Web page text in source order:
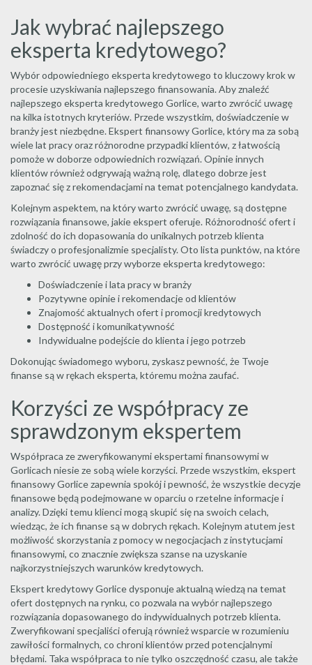
Jak wybrać najlepszego
eksperta kredytowego?
Wybór odpowiedniego eksperta kredytowego to kluczowy krok w
procesie uzyskiwania najlepszego finansowania. Aby znaleźć
najlepszego eksperta kredytowego Gorlice, warto zwrócić uwagę
na kilka istotnych kryteriów. Przede wszystkim, doświadczenie w
branży jest niezbędne. Ekspert finansowy Gorlice, który ma za sobą
wiele lat pracy oraz różnorodne przypadki klientów, z łatwością
pomoże w doborze odpowiednich rozwiązań. Opinie innych
klientów również odgrywają ważną rolę, dlatego dobrze jest
zapoznać się z rekomendacjami na temat potencjalnego kandydata.
Kolejnym aspektem, na który warto zwrócić uwagę, są dostępne
rozwiązania finansowe, jakie ekspert oferuje. Różnorodność ofert i
zdolność do ich dopasowania do unikalnych potrzeb klienta
świadczy o profesjonalizmie specjalisty. Oto lista punktów, na które
warto zwrócić uwagę przy wyborze eksperta kredytowego:
Doświadczenie i lata pracy w branży
Pozytywne opinie i rekomendacje od klientów
Znajomość aktualnych ofert i promocji kredytowych
Dostępność i komunikatywność
Indywidualne podejście do klienta i jego potrzeb
Dokonując świadomego wyboru, zyskasz pewność, że Twoje
finanse są w rękach eksperta, któremu można zaufać.
Korzyści ze współpracy ze
sprawdzonym ekspertem
Współpraca ze zweryfikowanymi ekspertami finansowymi w
Gorlicach niesie ze sobą wiele korzyści. Przede wszystkim, ekspert
finansowy Gorlice zapewnia spokój i pewność, że wszystkie decyzje
finansowe będą podejmowane w oparciu o rzetelne informacje i
analizy. Dzięki temu klienci mogą skupić się na swoich celach,
wiedząc, że ich finanse są w dobrych rękach. Kolejnym atutem jest
możliwość skorzystania z pomocy w negocjacjach z instytucjami
finansowymi, co znacznie zwiększa szanse na uzyskanie
najkorzystniejszych warunków kredytowych.
Ekspert kredytowy Gorlice dysponuje aktualną wiedzą na temat
ofert dostępnych na rynku, co pozwala na wybór najlepszego
rozwiązania dopasowanego do indywidualnych potrzeb klienta.
Zweryfikowani specjaliści oferują również wsparcie w rozumieniu
zawiłości formalnych, co chroni klientów przed potencjalnymi
błędami. Taka współpraca to nie tylko oszczędność czasu, ale także